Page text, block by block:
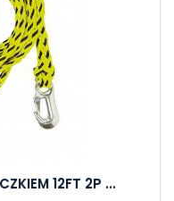
12FT 2P ...